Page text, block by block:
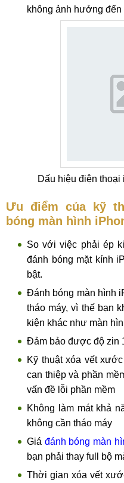
không ảnh hưởng
Dấu hiệu điện
Ưu điểm của kỹ
bóng màn hình
So với việc phải ép
đánh bóng mặt kính
bật.
Đánh bóng màn hình
tháo máy, vì thế bạn
kiện khác như màn
Đảm bảo được độ zin
Kỹ thuật xóa vết
can thiệp và phần
vấn đề lỗi phần mềm
Không làm mát khả
không cần tháo máy
Giá đánh bóng màn
bạn phải thay full bộ
Thời gian xóa vết